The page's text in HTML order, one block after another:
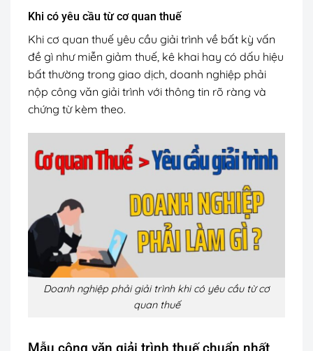
Khi có yêu cầu từ cơ quan thuế
Khi cơ quan thuế yêu cầu giải trình về bất kỳ vấn
đề gì như miễn giảm thuế, kê khai hay có dấu hiệu
bất thường trong giao dịch, doanh nghiệp phải
nộp công văn giải trình với thông tin rõ ràng và
chứng từ kèm theo.
Doanh nghiệp phải giải trình khi có yêu cầu từ cơ
quan thuế